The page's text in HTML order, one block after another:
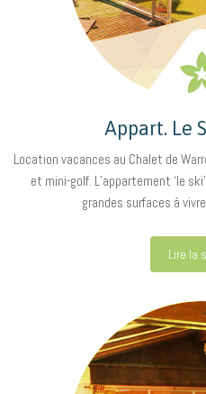
Appart. Le
Location vacances au Chalet de
et mini-golf. L’appartement ‘le
grandes surfaces à
Lire la